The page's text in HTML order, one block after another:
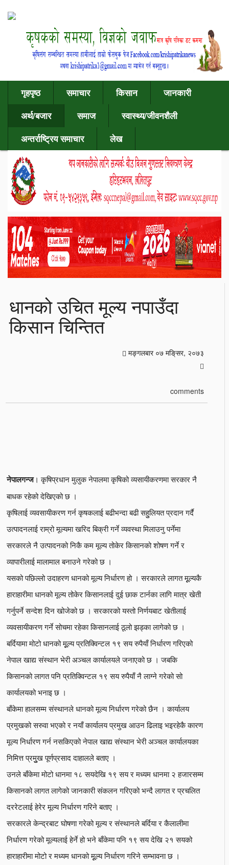
गृहपृष्ठ समाचार किसान
जानकारी
अर्थ/बजार
समाज
स्वास्थ्य/जीवनशैली
अन्तर्राष्ट्रिय समाचार
लेख
धानको उचित मूल्य नपाउँदा
किसान चिन्तित
मङ्गलबार ०७ मङि्सर, २०७३
comments
नेपालगन्ज। कृषिप्रधान मुलुक नेपालमा कृषिको व्यसायीकरणमा सरकार नै
बाधक रहेको देखिएको छ ।
कृषिलाई व्यवसायीकरण गर्न कृषकलाई बढीभन्दा बढी सहुुलियत प्रदान गर्दै
उत्पादनलाई राम्रो मूल्यमा खरिद बिक्री गर्ने व्यवस्था मिलाउनु पर्नेमा
सरकारले नै उत्पादनको निकै कम मूल्य तोकेर किसानको शोषण गर्ने र
व्यापारीलाई मालामाल बनाउने गरेको छ ।
यसको पछिल्लो उदाहरण धानको मूल्य निर्धारण हो । सरकारले लागत मूूल्यकै
हाराहारीमा धानको मूल्य तोकेर किसानलाई दुई छाक टार्नका लागि मात्र खेती
गर्नुपर्ने सन्देश दिन खोजेको छ । सरकारको यस्तो निर्णयबाट खेतीलाई
व्यवसायीकरण गर्ने सोचमा रहेका किसानलाई ठूलो झड्का लागेको छ ।
बर्दियामा मोटो धानको मूूल्य प्रतिक्विन्टल १९ सय रुपैयाँ निर्धारण गरिएको
नेपाल खाद्य संस्थान भेरी अञ्चल कार्यालयले जनाएको छ । जबकि
किसानको लागत पनि प्रतिक्विन्टल १९ सय रुपैयाँ नै लाग्ने गरेको सो
कार्यालयको भनाइ छ ।
बाँकेमा हालसम्म संस्थानले धानको मूल्य निर्धारण गरेको छैन । कार्यालय
प्रमुखको सरुवा भएको र नयाँ कार्यालय प्रमुख आउन ढिलाइ भइरहेकै कारण
मूल्य निर्धारण गर्न नसकिएको नेपाल खाद्य संस्थान भेरी अञ्चल कार्यालयका
निमित्त प्रमुुुख पूर्णप्रसाद दाहालले बताए ।
उनले बाँकेमा मोटो धानमा १८ सयदेखि १९ सय र मध्यम धानमा २ हजारसम्म
किसानको लागत लागेको जानकारी संकलन गरिएको भन्दै लागत र प्रचलित
दररेटलाई हेरेर मूल्य निर्धारण गरिने बताए ।
सरकारले केन्द्रबाट घोषणा गरेको मूल्य र संस्थानले बर्दिया र कैलालीमा
निर्धारण गरेको मूल्यलाई हेर्ने हो भने बाँकेमा पनि १९ सय देखि २१ सयको
हाराहारीमा मोटो र मध्यम धानको मूूल्य निर्धारण गरिने सम्भावना छ ।